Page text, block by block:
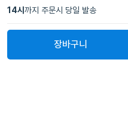
14시 까지 주문시 당일 발송
장바구니